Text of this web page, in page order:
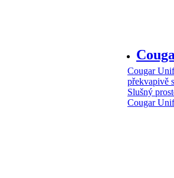
Cougar
překvapivě
Slušný
Cougar